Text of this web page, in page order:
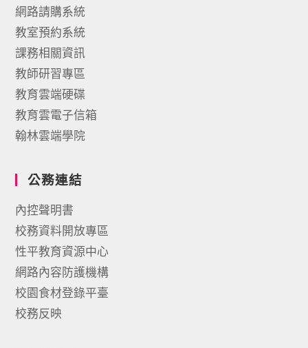
網路請購系統
教室預約系統
課務相關資訊
教師研習專區
教育雲端硬碟
教育雲電子信箱
翰林雲端學院
公務連結
內控聲明書
校務資料開放專區
性平教育資源中心
網路內容防護機構
校園食材登錄平臺
校務反映